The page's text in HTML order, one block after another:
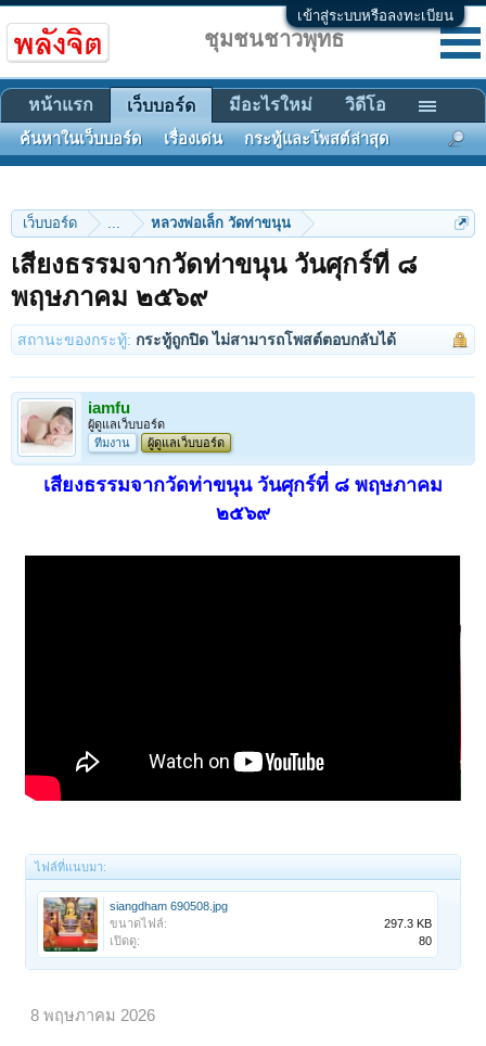
เข้าสู่ระบบหรือลงทะเบียน
เว็บบอร์ด ... หลวงพ่อเล็ก วัดท่าขนุน
เสียงธรรมจากวัดท่าขนุน วันศุกร์ที่ ๘
พฤษภาคม ๒๕๖๙
สถานะของกระทู้: กระทู้ถูกปิด ไม่สามารถโพสต์ตอบกลับได้
iamfu
ผู้ดูแลเว็บบอร์ด
ทีมงาน
ผู้ดูแลเว็บบอร์ด
เสียงธรรมจากวัดท่าขนุน วันศุกร์ที่ ๘ พฤษภาคม
๒๕๖๙
ไฟล์ที่แนบมา:
siangdham 690508.jpg
ขนาดไฟล์:
297.3 KB
เปิดดู:
80
8 พฤษภาคม 2026
ชุมชนชาวพุทธ
หน้าแรก เว็บบอร์ด
ค้นหาในเว็บบอร์ด เรื่องเด่น กระทู้และโพสต์ล่าสุด
มีอะไรใหม่ วิดีโอ